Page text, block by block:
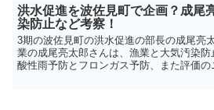
洪水促進を波佐見町で企画？成尾
染防止など考察！
3期の波佐見町の洪水促進の部長の成尾亮
業の成尾亮太郎さんは、漁業と大気汚染防
酸性雨予防とフロンガス予防、また評価の